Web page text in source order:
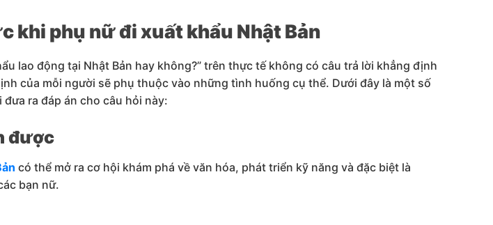
khi phụ nữ đi xuất khẩu Nhật Bản
lao động tại Nhật Bản hay không?” trên thực tế không có câu trả lời khẳng định
của mỗi người sẽ phụ thuộc vào những tình huống cụ thể. Dưới đây là một số
ra đáp án cho câu hỏi này:
được
có thể mở ra cơ hội khám phá về văn hóa, phát triển kỹ năng và đặc biệt là
bạn nữ.